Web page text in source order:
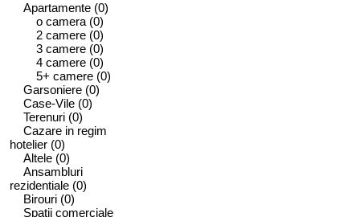
Apartamente (0)
o camera (0)
2 camere (0)
3 camere (0)
4 camere (0)
5+ camere (0)
Garsoniere (0)
Case-Vile (0)
Terenuri (0)
Cazare in regim
hotelier (0)
Altele (0)
Ansambluri
rezidentiale (0)
Birouri (0)
Spatii comerciale